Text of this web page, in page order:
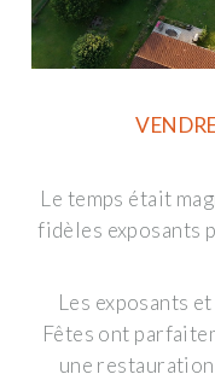
Le temps était
fidèles exposants
Les exposants
Fêtes ont
une